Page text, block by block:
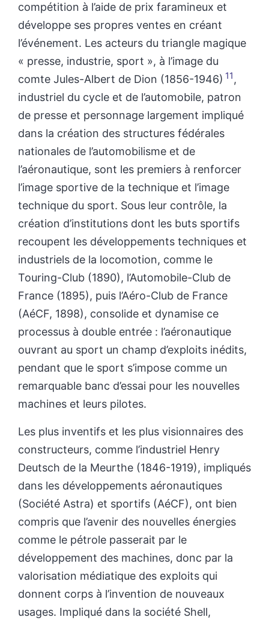
compétition à l’aide de prix faramineux et
développe ses propres ventes en créant
l’événement. Les acteurs du triangle magique
« presse, industrie, sport », à l’image du
comte Jules-Albert de Dion (1856-1946) 11,
industriel du cycle et de l’automobile, patron
de presse et personnage largement impliqué
dans la création des structures fédérales
nationales de l’automobilisme et de
l’aéronautique, sont les premiers à renforcer
l’image sportive de la technique et l’image
technique du sport. Sous leur contrôle, la
création d’institutions dont les buts sportifs
recoupent les développements techniques et
industriels de la locomotion, comme le
Touring-Club (1890), l’Automobile-Club de
France (1895), puis l’Aéro-Club de France
(AéCF, 1898), consolide et dynamise ce
processus à double entrée : l’aéronautique
ouvrant au sport un champ d’exploits inédits,
pendant que le sport s’impose comme un
remarquable banc d’essai pour les nouvelles
machines et leurs pilotes.
Les plus inventifs et les plus visionnaires des
constructeurs, comme l’industriel Henry
Deutsch de la Meurthe (1846-1919), impliqués
dans les développements aéronautiques
(Société Astra) et sportifs (AéCF), ont bien
compris que l’avenir des nouvelles énergies
comme le pétrole passerait par le
développement des machines, donc par la
valorisation médiatique des exploits qui
donnent corps à l’invention de nouveaux
usages. Impliqué dans la société Shell,